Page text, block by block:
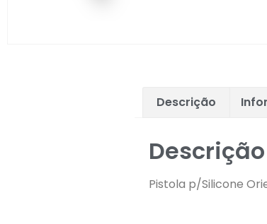
Descrição
Descrição
Pistola p/Silicone